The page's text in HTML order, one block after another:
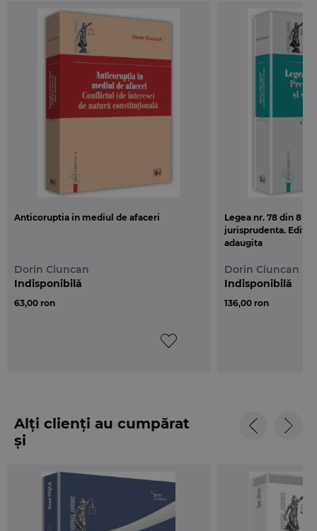
Principiile fundamentale sunt valabile si in situatia unor
modificari fundamentale ale sistemului unei tari, precum cele
pe care le reprezinta tranzitia de la un regim totalitar la o
forma democratica de guvernare si reforma structurii politice,
juridice si economice a statului, fenomene care conduc
inevitabil la adoptarea unor legi economice si sociale pe scara
Refacerea totala a legislatiei, care sa duca la reguli de
procedura clare si simplificate, ar face sistemul mai previzibil
in aplicarea sa, spre deosebire de sistemul actual, ale carui
just echilibru intre interesele proprietarilor si interesul general
Lucrarea este structurata pe trei parti, respectiv Partea
generala, Drept penal substantial si Elemente de drept
procesual penal.
Cititorii vor gasi in lucrare atat probleme teoretice, cat si
intereselor financiare ale comunitatii europene etc. Cartea
reprezinta un instrument de lucru necesar practicienilor
domeniul dreptului penal al afacerilor.
Anticoruptia in mediul de afaceri
Dorin Ciuncan
63,00 ron
Indisponibilă
Legea nr. 78 din 8
jurisprudenta. Editia
adaugita
Dorin Ciuncan
136,00 ron
Indisponibilă
Alți clienți au cumpărat
și